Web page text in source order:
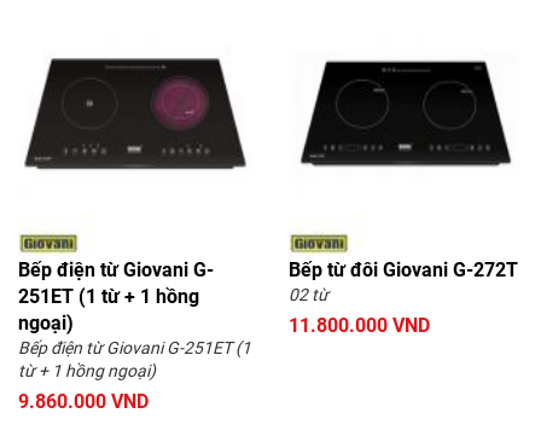
Bếp điện từ Giovani G-
251ET (1 từ + 1 hồng
ngoại)
Bếp điện từ Giovani G-251ET (1
từ + 1 hồng ngoại)
9.860.000 VND
Bếp từ đôi Giovani G-272T
02 từ
11.800.000 VND